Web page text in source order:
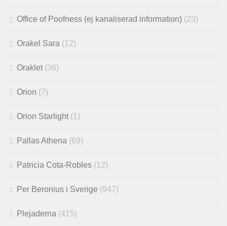
Office of Poofness (ej kanaliserad information) (23)
Orakel Sara (12)
Oraklet(36)
Orion (7)
Orion Starlight(1)
Pallas Athena (69)
Patricia Cota-Robles (12)
Per Beronius i Sverige (947)
Plejaderna (415)